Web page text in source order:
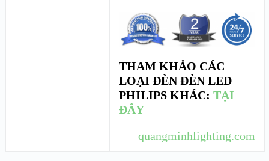
THAM KHẢO CÁC
LOẠI ĐÈN ĐÈN LED
PHILIPS KHÁC:TẠI
ĐÂY
quangminhlighting.com